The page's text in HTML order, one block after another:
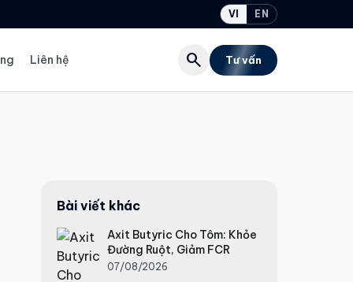
VI EN
Liên hệ search Tư vấn
Bài viết khác
Axit Butyric Cho Tôm: Khỏe
Đường Ruột, Giảm FCR
07/08/2026